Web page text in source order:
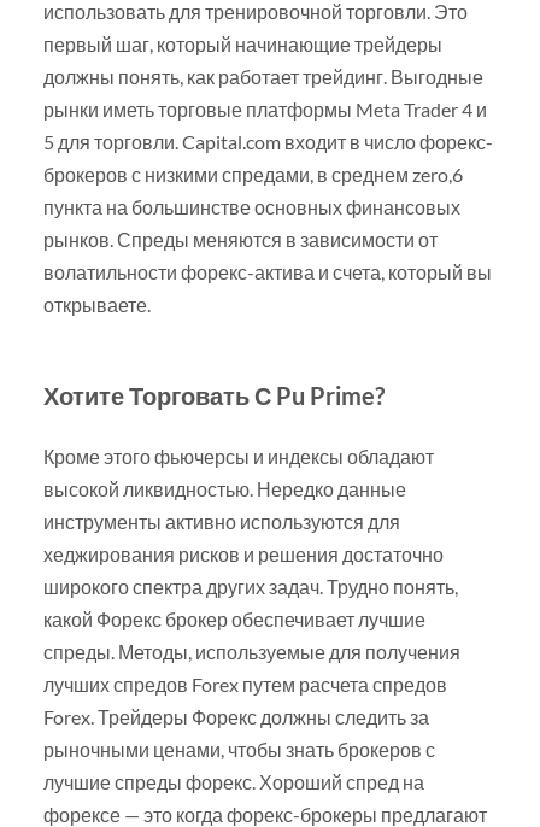
использовать для тренировочной торговли. Это
первый шаг, который начинающие трейдеры
должны понять, как работает трейдинг. Выгодные
рынки иметь торговые платформы Meta Trader 4 и
5 для торговли. Capital.com входит в число форекс-
брокеров с низкими спредами, в среднем zero,6
пункта на большинстве основных финансовых
рынков. Спреды меняются в зависимости от
волатильности форекс-актива и счета, который вы
открываете.
Хотите Торговать С Pu Prime?
Кроме этого фьючерсы и индексы обладают
высокой ликвидностью. Нередко данные
инструменты активно используются для
хеджирования рисков и решения достаточно
широкого спектра других задач. Трудно понять,
какой Форекс брокер обеспечивает лучшие
спреды. Методы, используемые для получения
лучших спредов Forex путем расчета спредов
Forex. Трейдеры Форекс должны следить за
рыночными ценами, чтобы знать брокеров с
лучшие спреды форекс. Хороший спред на
форексе — это когда форекс-брокеры предлагают